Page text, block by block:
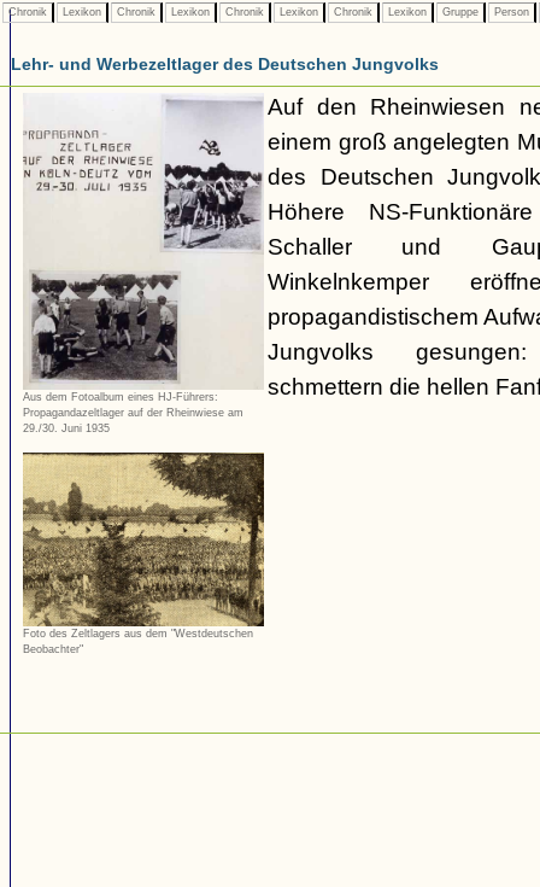
Chronik Lexikon Chronik Lexikon Chronik Lexikon Chronik Lexikon Gruppe Person
Lehr- und Werbezeltlager des Deutschen Jungvolks
Aus dem Fotoalbum eines HJ-Führers:
Propagandazeltlager auf der Rheinwiese am
29./30. Juni 1935
Foto des Zeltlagers aus dem "Westdeutschen
Beobachter"
Auf den Rheinwiesen
einem groß angelegten
des Deutschen
Höhere NS-
Schaller und
Winkelnkemper
propagandistischem
Jungvolks
schmettern die hellen